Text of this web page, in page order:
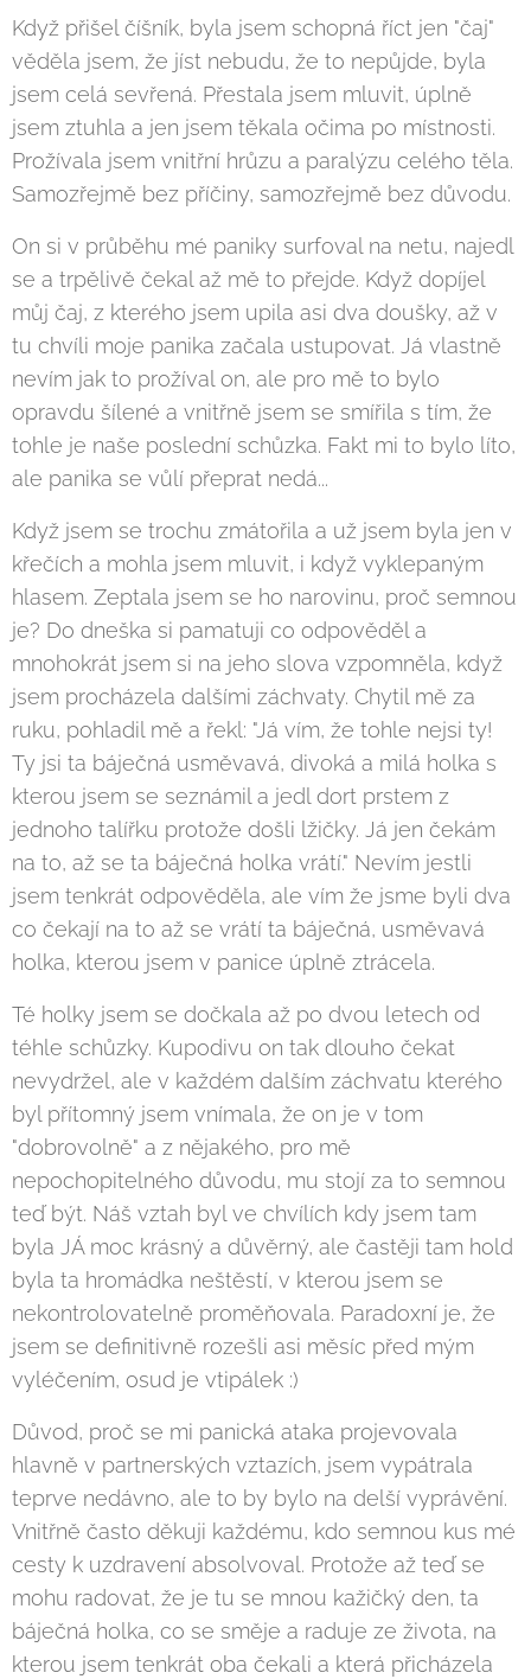
Když přišel číšník, byla jsem schopná říct jen "čaj"
věděla jsem, že jíst nebudu, že to nepůjde, byla
jsem celá sevřená. Přestala jsem mluvit, úplně
jsem ztuhla a jen jsem těkala očima po místnosti.
Prožívala jsem vnitřní hrůzu a paralýzu celého těla.
Samozřejmě bez příčiny, samozřejmě bez důvodu.
On si v průběhu mé paniky surfoval na netu, najedl
se a trpělivě čekal až mě to přejde. Když dopíjel
můj čaj, z kterého jsem upila asi dva doušky, až v
tu chvíli moje panika začala ustupovat. Já vlastně
nevím jak to prožíval on, ale pro mě to bylo
opravdu šílené a vnitřně jsem se smířila s tím, že
tohle je naše poslední schůzka. Fakt mi to bylo líto,
ale panika se vůlí přeprat nedá...
Když jsem se trochu zmátořila a už jsem byla jen v
křečích a mohla jsem mluvit, i když vyklepaným
hlasem. Zeptala jsem se ho narovinu, proč semnou
je? Do dneška si pamatuji co odpověděl a
mnohokrát jsem si na jeho slova vzpomněla, když
jsem procházela dalšími záchvaty. Chytil mě za
ruku, pohladil mě a řekl: "Já vím, že tohle nejsi ty!
Ty jsi ta báječná usměvavá, divoká a milá holka s
kterou jsem se seznámil a jedl dort prstem z
jednoho talířku protože došli lžičky. Já jen čekám
na to, až se ta báječná holka vrátí." Nevím jestli
jsem tenkrát odpověděla, ale vím že jsme byli dva
co čekají na to až se vrátí ta báječná, usměvavá
holka, kterou jsem v panice úplně ztrácela.
Té holky jsem se dočkala až po dvou letech od
téhle schůzky. Kupodivu on tak dlouho čekat
nevydržel, ale v každém dalším záchvatu kterého
byl přítomný jsem vnímala, že on je v tom
"dobrovolně" a z nějakého, pro mě
nepochopitelného důvodu, mu stojí za to semnou
teď být. Náš vztah byl ve chvílích kdy jsem tam
byla JÁ moc krásný a důvěrný, ale častěji tam hold
byla ta hromádka neštěstí, v kterou jsem se
nekontrolovatelně proměňovala. Paradoxní je, že
jsem se definitivně rozešli asi měsíc před mým
vyléčením, osud je vtipálek :)
Důvod, proč se mi panická ataka projevovala
hlavně v partnerských vztazích, jsem vypátrala
teprve nedávno, ale to by bylo na delší vyprávění.
Vnitřně často děkuji každému, kdo semnou kus mé
cesty k uzdravení absolvoval. Protože až teď se
mohu radovat, že je tu se mnou kažičký den, ta
báječná holka, co se směje a raduje ze života, na
kterou jsem tenkrát oba čekali a která přicházela